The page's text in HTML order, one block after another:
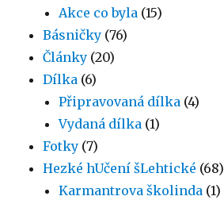
Akce co byla (15)
Básničky (76)
Články (20)
Dílka (6)
Připravovaná dílka (4)
Vydaná dílka (1)
Fotky (7)
Hezké hUčení šLehtické (68)
Karmantrova školinda (1)